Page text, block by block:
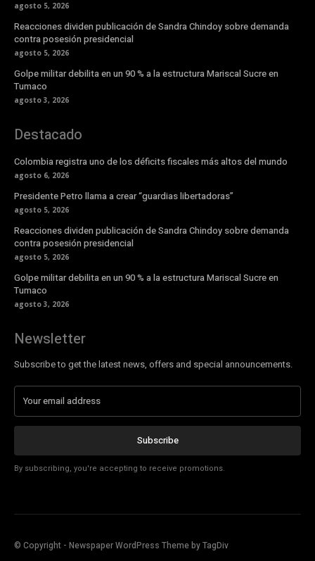
agosto 5, 2026
Reacciones dividen publicación de Sandra Chindoy sobre demanda
contra posesión presidencial
agosto 5, 2026
Golpe militar debilita en un 90 % a la estructura Mariscal Sucre en
Tumaco
agosto 3, 2026
Destacado
Colombia registra uno de los déficits fiscales más altos del mundo
agosto 6, 2026
Presidente Petro llama a crear “guardias libertadoras”
agosto 5, 2026
Reacciones dividen publicación de Sandra Chindoy sobre demanda
contra posesión presidencial
agosto 5, 2026
Golpe militar debilita en un 90 % a la estructura Mariscal Sucre en
Tumaco
agosto 3, 2026
Newsletter
Subscribe to get the latest news, offers and special announcements.
Subscribe
By subscribing, you're accepting to receive promotions.
© Copyright - Newspaper WordPress Theme by TagDiv